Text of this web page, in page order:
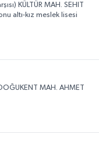
KÜLTÜR MAH. SEHIT
altı-kız meslek lisesi
MAH. AHMET